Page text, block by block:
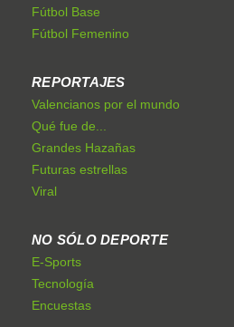
Fútbol Base
Fútbol Femenino
REPORTAJES
Valencianos por el mundo
Qué fue de...
Grandes Hazañas
Futuras estrellas
Viral
NO SÓLO DEPORTE
E-Sports
Tecnología
Encuestas